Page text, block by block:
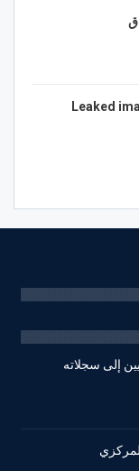
Leaked
إلى سجلاته